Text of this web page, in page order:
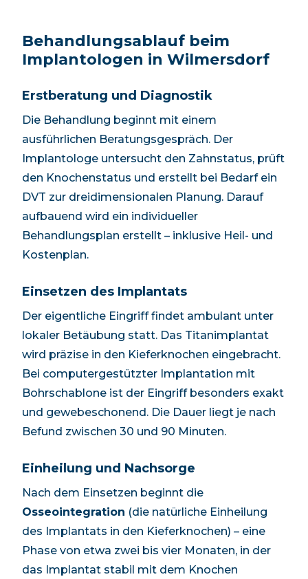
Behandlungsablauf beim
Implantologen in Wilmersdorf
Erstberatung und Diagnostik
Die Behandlung beginnt mit einem
ausführlichen Beratungsgespräch. Der
Implantologe untersucht den Zahnstatus, prüft
den Knochenstatus und erstellt bei Bedarf ein
DVT zur dreidimensionalen Planung. Darauf
aufbauend wird ein individueller
Behandlungsplan erstellt – inklusive Heil- und
Kostenplan.
Einsetzen des Implantats
Der eigentliche Eingriff findet ambulant unter
lokaler Betäubung statt. Das Titanimplantat
wird präzise in den Kieferknochen eingebracht.
Bei computergestützter Implantation mit
Bohrschablone ist der Eingriff besonders exakt
und gewebeschonend. Die Dauer liegt je nach
Befund zwischen 30 und 90 Minuten.
Einheilung und Nachsorge
Nach dem Einsetzen beginnt die
Osseointegration (die natürliche Einheilung
des Implantats in den Kieferknochen) – eine
Phase von etwa zwei bis vier Monaten, in der
das Implantat stabil mit dem Knochen